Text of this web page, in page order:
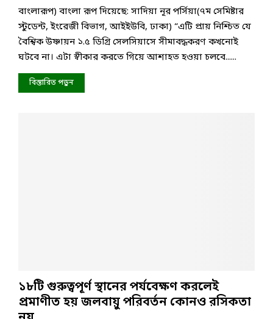
বাংলারূপ) বাংলা রূপ দিয়েছে: সাদিয়া নূর পর্সিয়া(৭ম সেমিষ্টার
স্টুডেন্ট, ইংরেজী বিভাগ, আইইউবি, ঢাকা) “এটি প্রায় নিশ্চিত যে
বৈশ্বিক উষ্ণায়ন ১.৫ ডিগ্রি সেলসিয়াসে সীমাবদ্ধকরণ কখনোই
ঘটবে না। এটা স্বীকার করতে গিয়ে আশাহত হওয়া চলবে......
বিস্তারিত পড়ুন
১৮টি গুরুত্বপূর্ণ স্থানের পর্যবেক্ষণ করলেই
প্রমাণীত হয় জলবায়ু পরিবর্তন কোনও রসিকতা